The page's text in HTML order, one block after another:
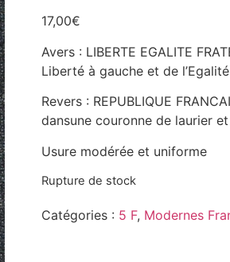
17,00€
Avers : LIBERTE EGALITE
Liberté à gauche et de
Revers : REPUBLIQUE
dansune couronne de laurier
Usure modérée et uniforme
Rupture de stock
Catégories : 5 F, Modernes